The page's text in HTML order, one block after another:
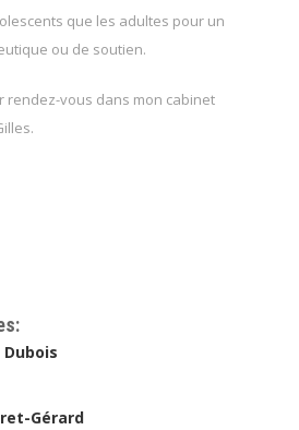
que les adultes pour un
ou de soutien.
rendez-vous dans mon cabinet
Gérard